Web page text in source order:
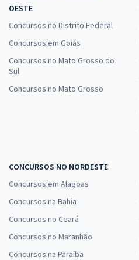
OESTE
Concursos no Distrito Federal
Concursos em Goiás
Concursos no Mato Grosso do
Sul
Concursos no Mato Grosso
CONCURSOS NO NORDESTE
Concursos em Alagoas
Concursos na Bahia
Concursos no Ceará
Concursos no Maranhão
Concursos na Paraíba